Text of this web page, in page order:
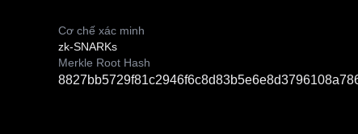
Cơ chế xác minh
zk-SNARKs
Merkle Root Hash